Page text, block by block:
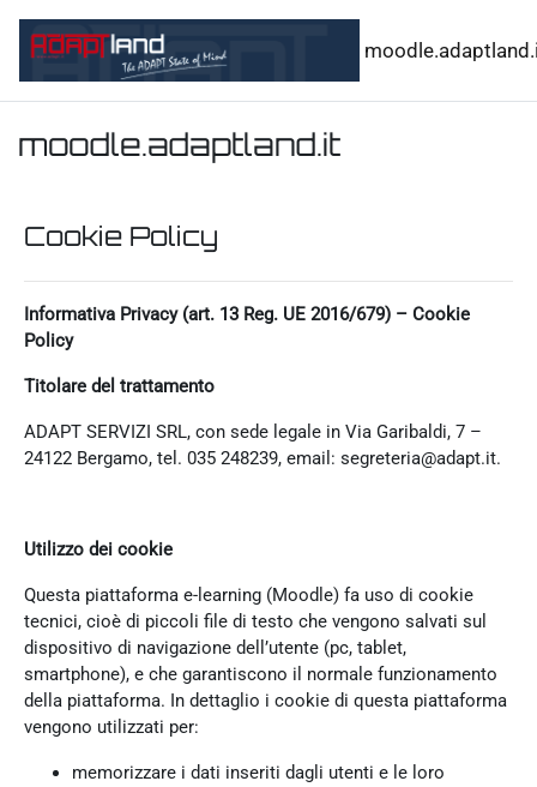
moodle.adaptland.it
Cookie Policy
Informativa Privacy (art. 13 Reg. UE 2016/679) – Cookie
Policy
Titolare del trattamento
ADAPT SERVIZI SRL, con sede legale in Via Garibaldi, 7 –
24122 Bergamo, tel. 035 248239, email: segreteria@adapt.it.
Utilizzo dei cookie
Questa piattaforma e-learning (Moodle) fa uso di cookie
tecnici, cioè di piccoli file di testo che vengono salvati sul
dispositivo di navigazione dell’utente (pc, tablet,
smartphone), e che garantiscono il normale funzionamento
della piattaforma. In dettaglio i cookie di questa piattaforma
vengono utilizzati per:
memorizzare i dati inseriti dagli utenti e le loro